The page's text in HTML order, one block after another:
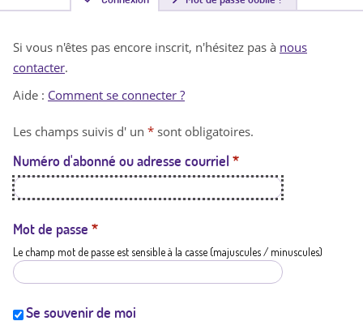
n
t
a
t
i
Si vous n'êtes pas encore inscrit, n'hésitez pas à nous
contacter.
Aide : Comment se connecter ?
Les champs suivis d' un * sont obligatoires.
Numéro d'abonné ou adresse courriel *
Mot de passe *
Le champ mot de passe est sensible à la casse (majuscules / minuscules)
Se souvenir de moi